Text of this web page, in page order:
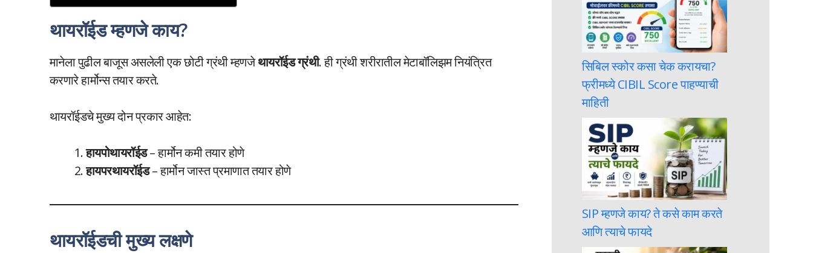
थायरॉईड म्हणजे काय?
मानेला पुढील बाजूस असलेली एक छोटी ग्रंथी म्हणजेथायरॉईड ग्रंथी. ही ग्रंथी शरीरातील मेटाबॉलिझम नियंत्रित
करणारे हार्मोन्स तयार करते.
थायरॉईडचे मुख्य दोन प्रकार आहेत:
हायपोथायरॉईड– हार्मोन कमी तयार होणे
हायपरथायरॉईड– हार्मोन जास्त प्रमाणात तयार होणे
थायरॉईडची मुख्य लक्षणे
सिबिल स्कोर कसा चेक करायचा?
फ्रीमध्ये CIBIL Score पाहण्याची
माहिती
SIP म्हणजे काय? ते कसे काम करते
आणि त्याचे फायदे